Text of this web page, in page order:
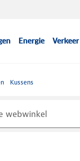
Energie Verkeer
Kussens